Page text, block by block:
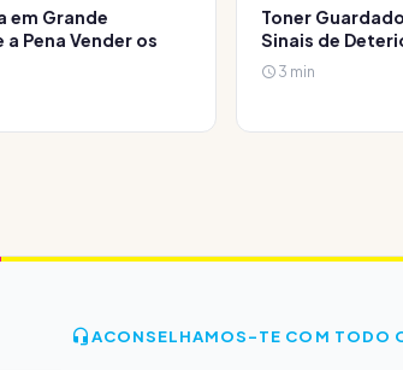
em Grande
Pena Vender os
Toner
Sinais de
3 min
ACONSELHAMOS-TE COM TODO